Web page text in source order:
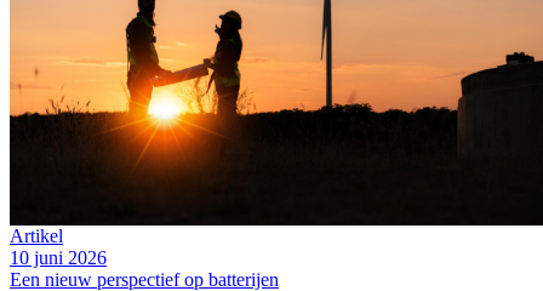
Artikel
10 juni 2026
Een nieuw perspectief op batterijen